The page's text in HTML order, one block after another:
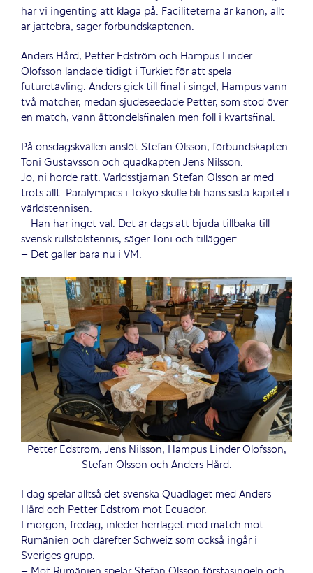
har vi ingenting att klaga på. Faciliteterna är kanon, allt
är jättebra, säger förbundskaptenen.
Anders Hård, Petter Edström och Hampus Linder
Olofsson landade tidigt i Turkiet för att spela
futuretävling. Anders gick till final i singel, Hampus vann
två matcher, medan sjudeseedade Petter, som stod över
en match, vann åttondelsfinalen men föll i kvartsfinal.
På onsdagskvällen anslöt Stefan Olsson, förbundskapten
Toni Gustavsson och quadkapten Jens Nilsson.
Jo, ni hörde rätt. Världsstjärnan Stefan Olsson är med
trots allt. Paralympics i Tokyo skulle bli hans sista kapitel i
världstennisen.
– Han har inget val. Det är dags att bjuda tillbaka till
svensk rullstolstennis, säger Toni och tillägger:
– Det gäller bara nu i VM.
Petter Edström, Jens Nilsson, Hampus Linder Olofsson,
Stefan Olsson och Anders Hård.
I dag spelar alltså det svenska Quadlaget med Anders
Hård och Petter Edström mot Ecuador.
I morgon, fredag, inleder herrlaget med match mot
Rumänien och därefter Schweiz som också ingår i
Sveriges grupp.